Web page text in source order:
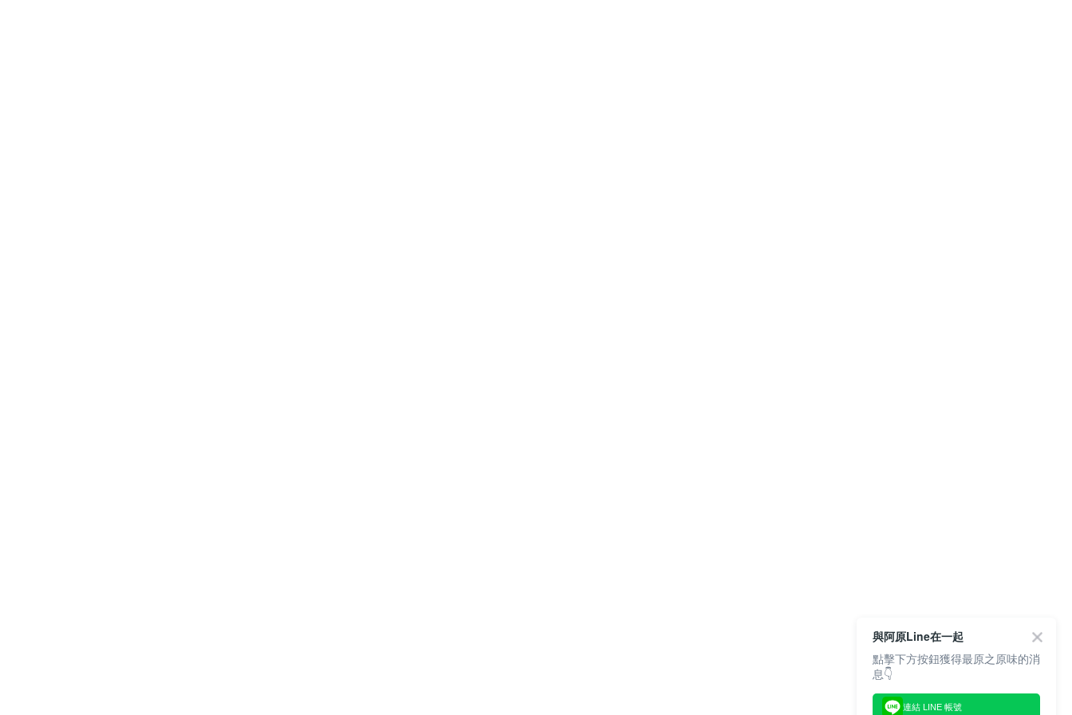
與阿原Line在一起
點擊下方按鈕獲得最原之原味的消
息👇
連結 LINE 帳號